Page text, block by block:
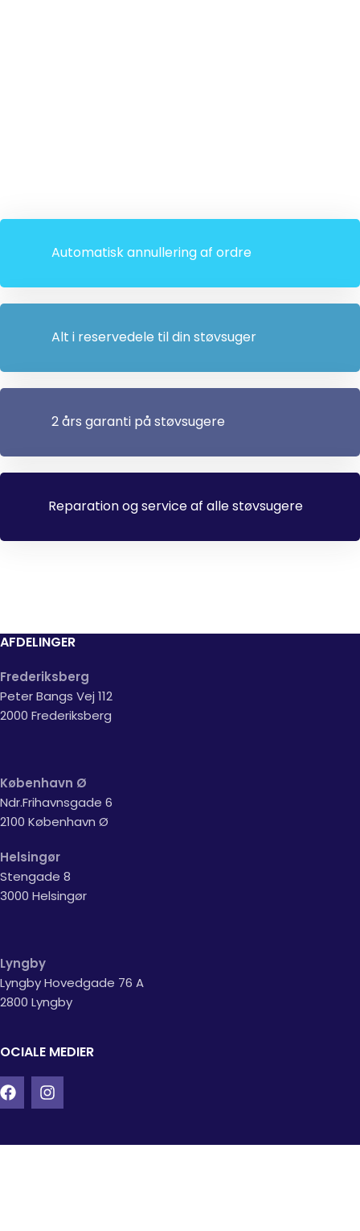
Automatisk annullering af ordre
Alt i reservedele til din støvsuger
2 års garanti på støvsugere
Reparation og service af alle støvsugere
AFDELINGER
Frederiksberg
Peter Bangs Vej 112
2000 Frederiksberg
København Ø
Ndr.Frihavnsgade 6
2100 København Ø
Helsingør
Stengade 8
3000 Helsingør
Lyngby
Lyngby Hovedgade 76 A
2800 Lyngby
MEDIER